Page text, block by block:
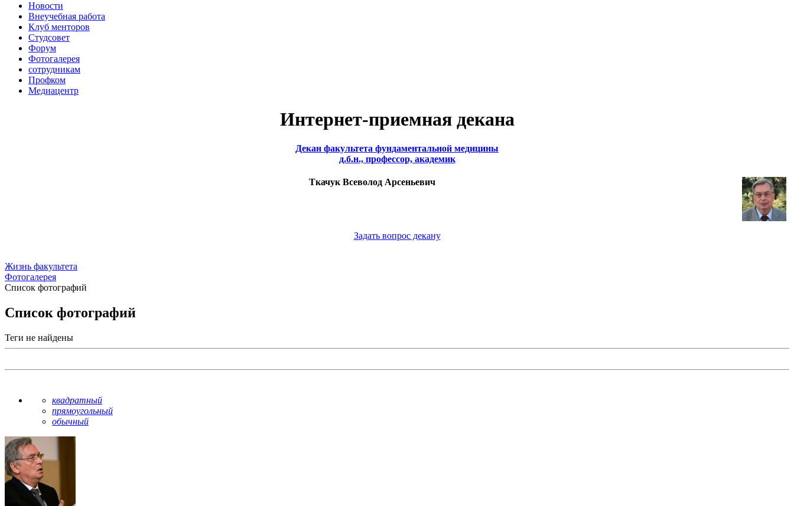
Новости
Внеучебная работа
Клуб менторов
Студсовет
Форум
Фотогалерея
сотрудникам
Профком
Медиацентр
Интернет-приемная декана
Декан факультета фундаментальной медицины
д.б.н., профессор, академик
Ткачук Всеволод Арсеньевич
Задать вопрос декану
Жизнь факультета
Фотогалерея
Список фотографий
Список фотографий
Теги не найдены
квадратный
прямоугольный
обычный